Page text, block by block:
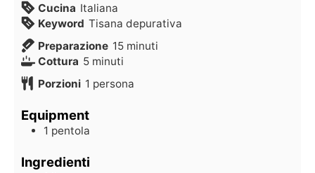
Cucina Italiana
Keyword Tisana depurativa
Preparazione 15 minuti
Cottura 5 minuti
Porzioni 1 persona
Equipment
1 pentola
Ingredienti